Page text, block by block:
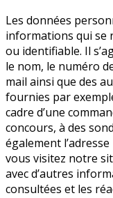
Les données
informations qui se
ou identifiable. Il
le nom, le numéro
mail ainsi que des
fournies par
cadre d’une
concours, à des
également
vous visitez notre
avec d’autres
consultées et les